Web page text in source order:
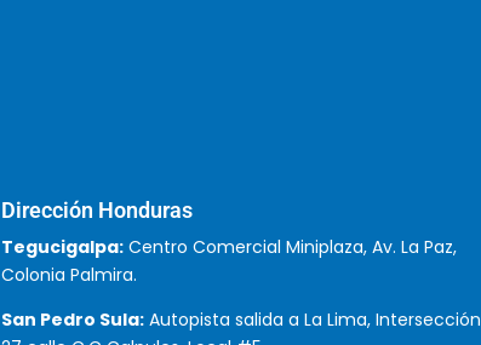
Dirección Honduras
Tegucigalpa: Centro Comercial Miniplaza, Av. La Paz,
Colonia Palmira.
San Pedro Sula: Autopista salida a La Lima, Intersección